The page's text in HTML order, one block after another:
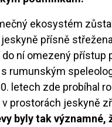
ekosystém
přísně
do ní omezený přístup
rumunským
letech zde probíhal
v prostorách jeskyně
byly tak významné,